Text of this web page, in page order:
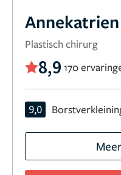
Plastisch chirurg
8,9 170
9,0